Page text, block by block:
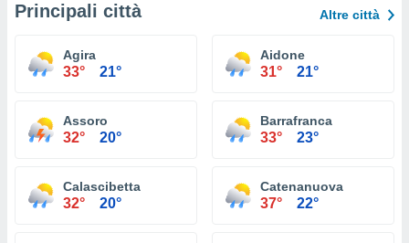
Principali città Altre città
Agira
33° 21°
Aidone
31° 21°
Assoro
32° 20°
Barrafranca
33° 23°
Calascibetta
32° 20°
Catenanuova
37° 22°